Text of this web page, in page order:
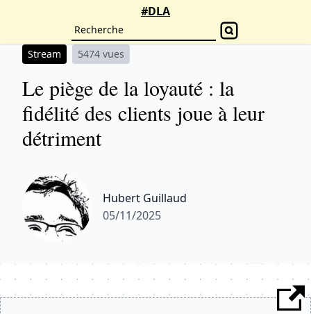
#DLA
Stream 5474 vues
Le piège de la loyauté : la
fidélité des clients joue à leur
détriment
Hubert Guillaud
05/11/2025